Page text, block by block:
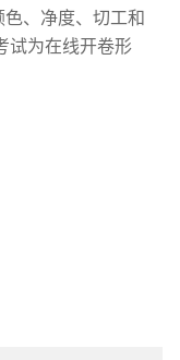
、净度、切工和
试为在线开卷形